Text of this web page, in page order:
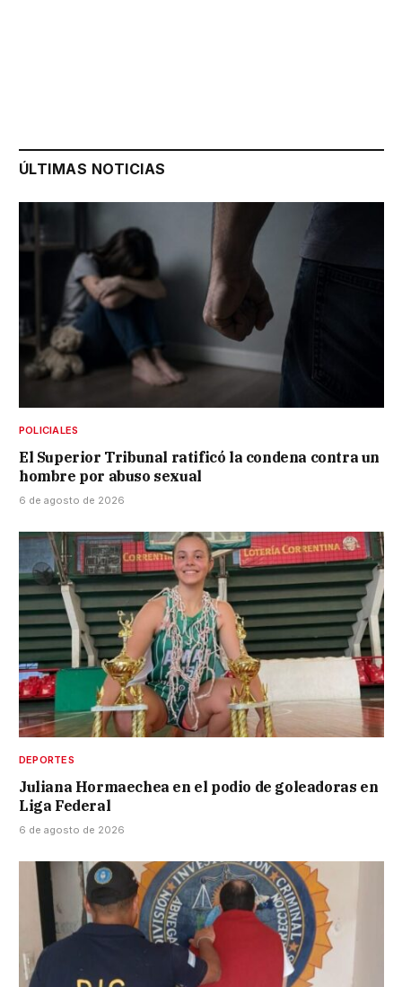
ÚLTIMAS NOTICIAS
POLICIALES
El Superior Tribunal ratificó la condena contra un
hombre por abuso sexual
6 de agosto de 2026
DEPORTES
Juliana Hormaechea en el podio de goleadoras en
Liga Federal
6 de agosto de 2026